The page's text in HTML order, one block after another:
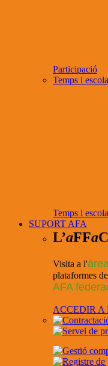
Participació
Temps i escola
Temps i escola
SUPORT AFA
L’aFFa
Visita a l'
plataformes
AFA
ACCEDIR A